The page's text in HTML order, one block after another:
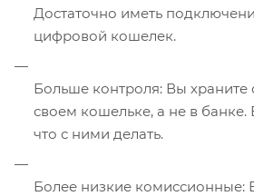
Достаточно иметь
цифровой кошелек.
Больше контроля: Вы храните
своем кошельке, а не в
что с ними делать.
Более низкие комиссионные: